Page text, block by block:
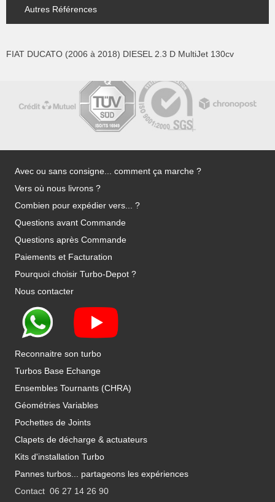
Autres Références
FIAT DUCATO (2006 à 2018) DIESEL 2.3 D MultiJet 130cv
Avec ou sans consigne... comment ça marche ?
Vers où nous livrons ?
Combien pour expédier vers... ?
Questions avant Commande
Questions après Commande
Paiements et Facturation
Pourquoi choisir Turbo-Depot ?
Nous contacter
Reconnaitre son turbo
Turbos Base Echange
Ensembles Tournants (CHRA)
Géométries Variables
Pochettes de Joints
Clapets de décharge & actuateurs
Kits d'installation Turbo
Pannes turbos... partageons les expériences
Contact 06 27 14 26 90